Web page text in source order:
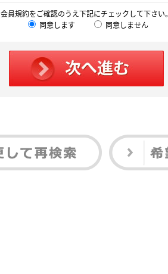
会員規約をご確認のうえ下記にチェックして下さい。
同意します
同意しません